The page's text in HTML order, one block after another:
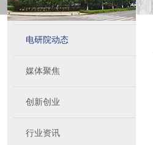
电研院动态
媒体聚焦
创新创业
行业资讯